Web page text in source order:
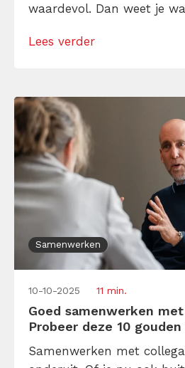
waardevol. Dan weet je
meer. Kortom: duurzaam
Lees verder
Samenwerken
10-10-2025 11 min.
Goed samenwerken
Probeer deze 10
Samenwerken met